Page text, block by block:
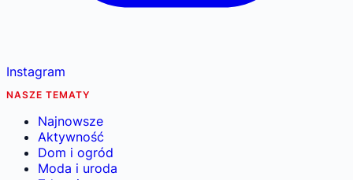
Instagram
NASZE TEMATY
Najnowsze
Aktywność
Dom i ogród
Moda i uroda